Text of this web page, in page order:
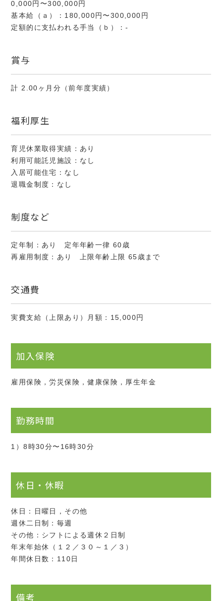
0,000円〜300,000円
基本給（ａ）：180,000円〜300,000円
定額的に支払われる手当（ｂ）：-
賞与
計 2.00ヶ月分（前年度実績）
福利厚生
育児休業取得実績：あり
利用可能託児施設：なし
入居可能住宅：なし
退職金制度：なし
制度など
定年制：あり 定年年齢一律 60歳
再雇用制度：あり 上限年齢上限 65歳まで
交通費
実費支給（上限あり）月額：15,000円
加入保険
雇用保険，労災保険，健康保険，厚生年金
勤務時間
1）8時30分〜16時30分
休日・休暇
休日：日曜日，その他
週休二日制：毎週
その他：シフトによる週休２日制
年末年始休（１２／３０～１／３）
年間休日数：110日
備考